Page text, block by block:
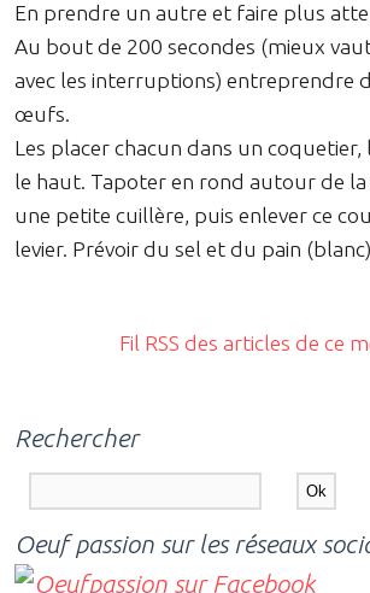
En prendre un autre et faire plus
Au bout de 200 secondes (mieux
avec les interruptions) entreprendre
œufs.
Les placer chacun dans un
le haut. Tapoter en rond autour de la
une petite cuillère, puis enlever ce
levier. Prévoir du sel et du pain
Fil RSS des articles de ce
Rechercher
Oeuf passion sur les réseaux